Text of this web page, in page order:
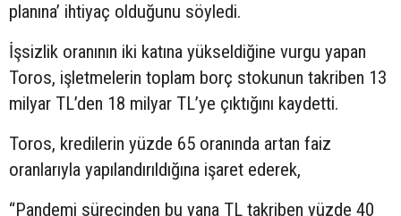
planına’ ihtiyaç olduğunu söyledi.
İşsizlik oranının iki katına yükseldiğine vurgu yapan
Toros, işletmelerin toplam borç stokunun takriben 13
milyar TL’den 18 milyar TL’ye çıktığını kaydetti.
Toros, kredilerin yüzde 65 oranında artan faiz
oranlarıyla yapılandırıldığına işaret ederek,
“Pandemi sürecinden bu yana TL takriben yüzde 40